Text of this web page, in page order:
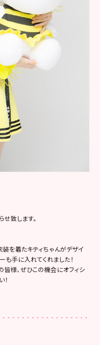
致します。
を着たキティちゃんがデザイ
も手に入れてくれました！
皆様、ぜひこの機会にオフィシ
！